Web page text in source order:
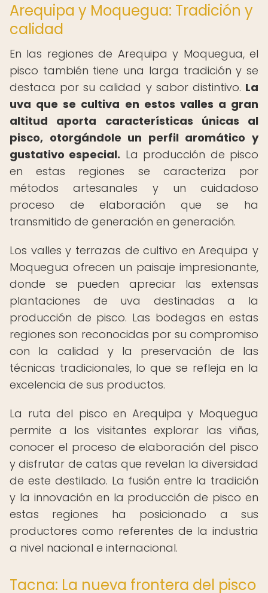
Arequipa y Moquegua: Tradición y
calidad
En las regiones de Arequipa y Moquegua, el
pisco también tiene una larga tradición y se
destaca por su calidad y sabor distintivo. La
uva que se cultiva en estos valles a gran
altitud aporta características únicas al
pisco, otorgándole un perfil aromático y
gustativo especial. La producción de pisco
en estas regiones se caracteriza por
métodos artesanales y un cuidadoso
proceso de elaboración que se ha
transmitido de generación en generación.
Los valles y terrazas de cultivo en Arequipa y
Moquegua ofrecen un paisaje impresionante,
donde se pueden apreciar las extensas
plantaciones de uva destinadas a la
producción de pisco. Las bodegas en estas
regiones son reconocidas por su compromiso
con la calidad y la preservación de las
técnicas tradicionales, lo que se refleja en la
excelencia de sus productos.
La ruta del pisco en Arequipa y Moquegua
permite a los visitantes explorar las viñas,
conocer el proceso de elaboración del pisco
y disfrutar de catas que revelan la diversidad
de este destilado. La fusión entre la tradición
y la innovación en la producción de pisco en
estas regiones ha posicionado a sus
productores como referentes de la industria
a nivel nacional e internacional.
Tacna: La nueva frontera del pisco